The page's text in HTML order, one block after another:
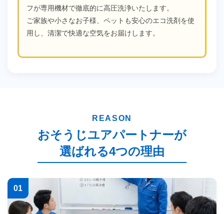
フが専用機材で徹底的に高圧洗浄いたします。
ご家族や小さなお子様、ペットも安心のエコ洗剤を使
用し、清潔で快適な空気をお届けします。
REASON
おそうじユアパートナーが
選ばれる4つの理由
01